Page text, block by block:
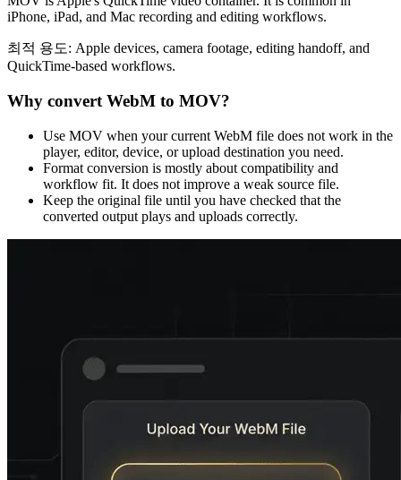
iPhone, iPad, and Mac recording and editing workflows.
최적 용도: Apple devices, camera footage, editing handoff, and
QuickTime-based workflows.
Why convert WebM to MOV?
Use MOV when your current WebM file does not work in the
player, editor, device, or upload destination you need.
Format conversion is mostly about compatibility and
workflow fit. It does not improve a weak source file.
Keep the original file until you have checked that the
converted output plays and uploads correctly.